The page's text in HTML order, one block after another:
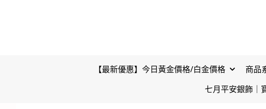
【最新優惠】今日黃金價格/白金價格 商品
七月平安銀飾｜